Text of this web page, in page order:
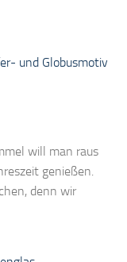
will man raus
genießen.
denn wir